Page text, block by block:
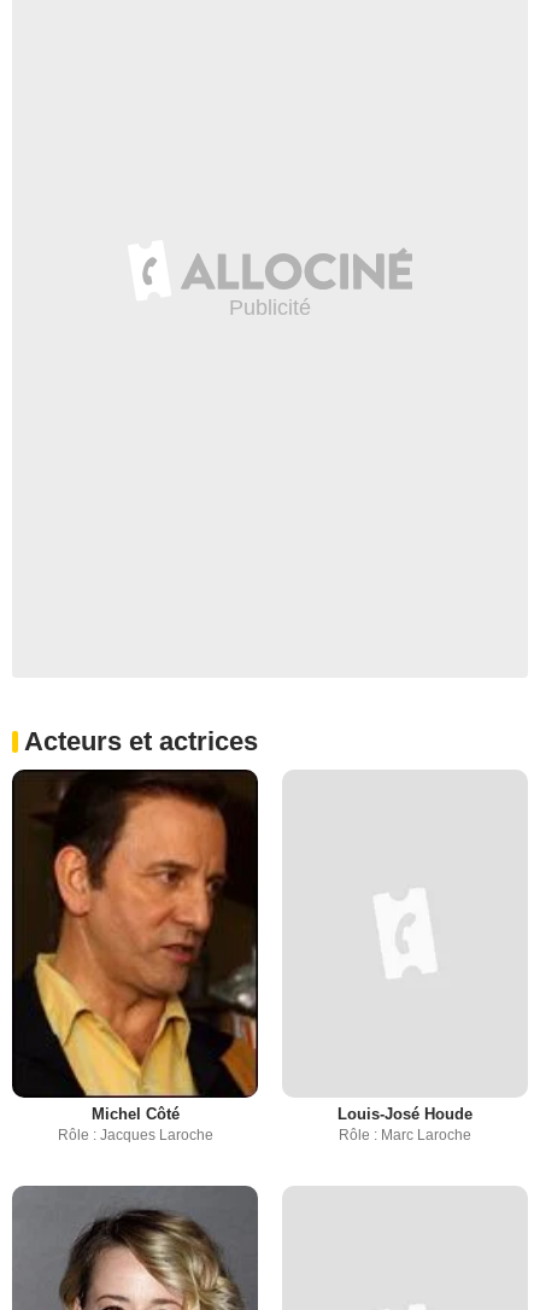
Acteurs et actrices
Michel Côté
Rôle : Jacques Laroche
Louis-José Houde
Rôle : Marc Laroche